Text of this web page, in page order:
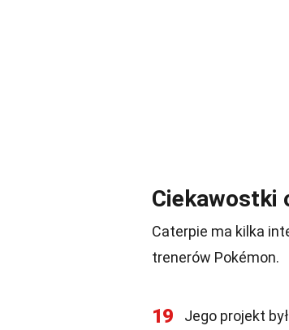
Ciekawostki
Caterpie ma kilka
trenerów Pokémon.
19 Jego projekt